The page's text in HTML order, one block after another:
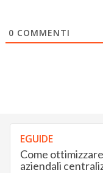
0 COMMENTI
EGUIDE
Come
aziendali